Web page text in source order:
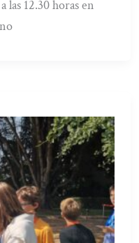
las 12.30 horas en